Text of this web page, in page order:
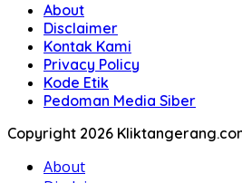
About
Disclaimer
Kontak Kami
Privacy Policy
Kode Etik
Pedoman Media Siber
Copyright 2026
About